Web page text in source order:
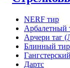
NERF тир
Арбалетный
Арчери таг
Блинный тир
Дартс